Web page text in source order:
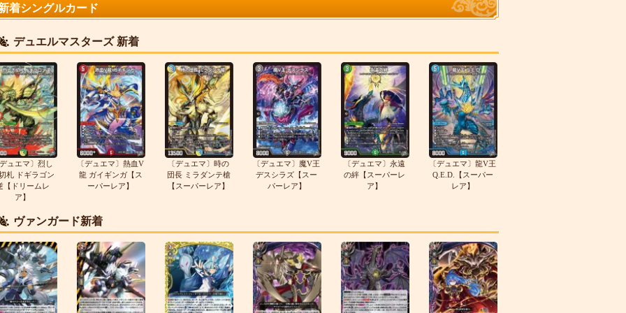
着シングルカード
デュエルマスターズ 新着
ュエマ〕烈し
札 ドギラゴン
【ドリームレ
ア】
〔デュエマ〕熱血V
龍 ガイギンガ【ス
ーパーレア】
〔デュエマ〕時の
団長 ミラダンテ槍
【スーパーレア】
〔デュエマ〕魔V王
デスシラズ【スー
パーレア】
〔デュエマ〕永遠
の絆【スーパーレ
ア】
〔デュエマ〕龍V王
Q.E.D.【スーパー
レア】
ヴァンガード新着